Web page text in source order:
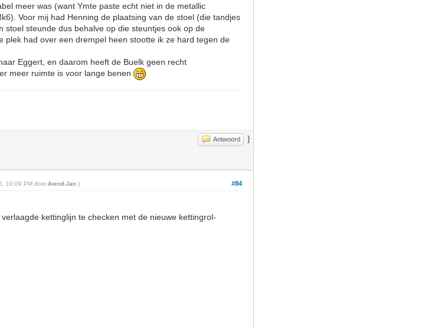
meer was (want Ymte paste echt niet in de metallic
Voor mij had Henning de plaatsing van de stoel (die tandjes
steunde dus behalve op die steuntjes ook op de
had over een drempel heen stootte ik ze hard tegen de
Eggert, en daarom heeft de Buelk geen recht
meer ruimte is voor lange benen
Antwoord }
#84
10:09 PM doorArend-Jan .)
kettinglijn te checken met de nieuwe kettingrol-